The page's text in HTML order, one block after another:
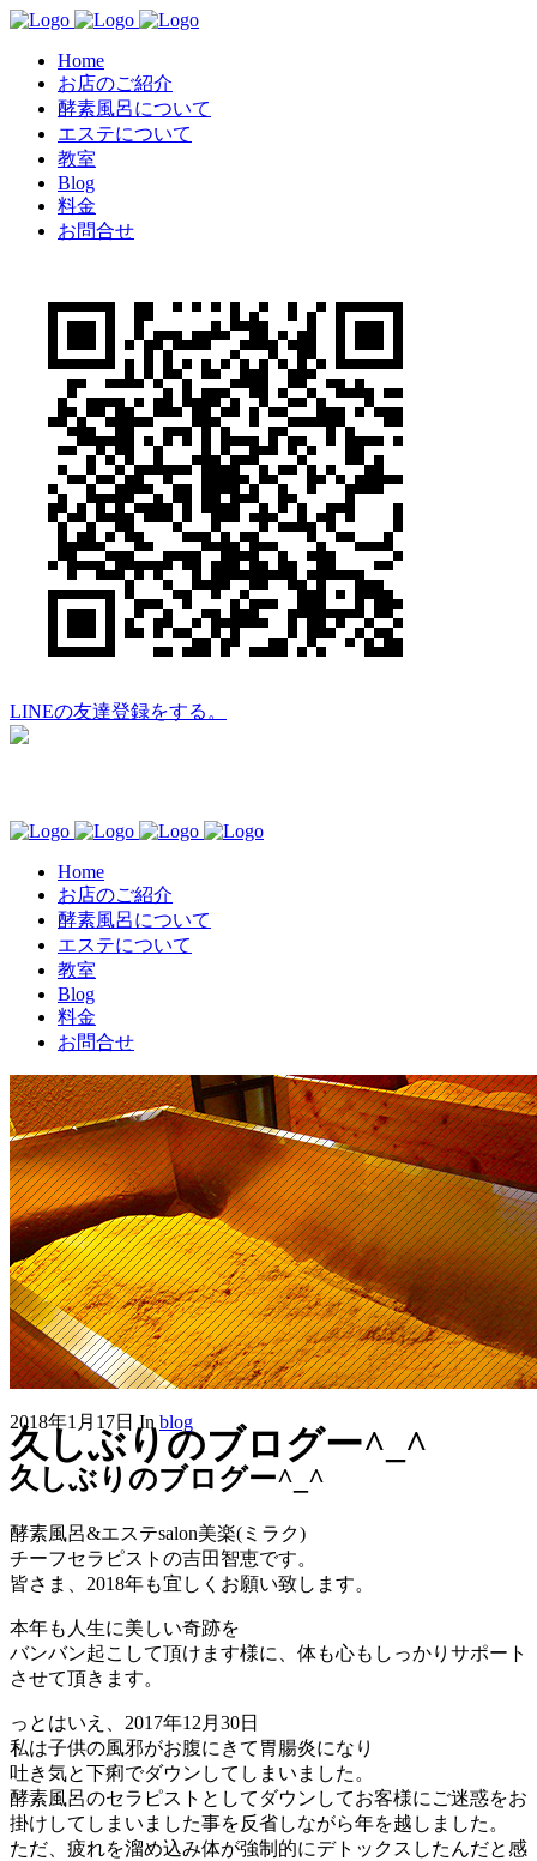
Home
お店のご紹介
酵素風呂について
エステについて
教室
Blog
料金
お問合せ
LINEの友達登録をする。
Home
お店のご紹介
酵素風呂について
エステについて
教室
Blog
料金
お問合せ
久しぶりのブログー^_^
2018年1月17日 In blog
久しぶりのブログー^_^
酵素風呂&エステsalon美楽(ミラク)
チーフセラピストの吉田智恵です。
皆さま、2018年も宜しくお願い致します。
本年も人生に美しい奇跡を
バンバン起こして頂けます様に、体も心もしっかりサポート
させて頂きます。
っとはいえ、2017年12月30日
私は子供の風邪がお腹にきて胃腸炎になり
吐き気と下痢でダウンしてしまいました。
酵素風呂のセラピストとしてダウンしてお客様にご迷惑をお
掛けしてしまいました事を反省しながら年を越しました。
ただ、疲れを溜め込み体が強制的にデトックスしたんだと感